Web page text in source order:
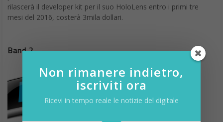
rilascerà il developer kit per il suo HoloLens entro i primi tre
mesi del 2016, costerà 3mila dollari.
Band 2
Non rimanere indietro,
iscriviti ora
Ricevi in tempo reale le notizie del digitale